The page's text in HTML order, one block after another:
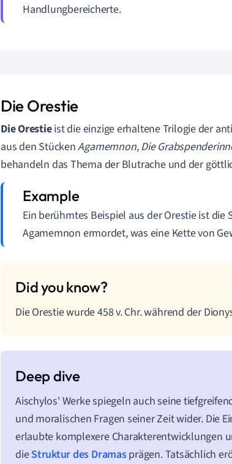
Handlungbereicherte.
Die Orestie
Die Orestieist die einzige erhaltene Trilogie der
aus den StückenAgamemnon,Die
behandeln das Thema der Blutrache und der
Ein berühmtes Beispiel aus der Orestie ist die
Agamemnon ermordet, was eine Kette von
Die Orestie wurde 458 v. Chr. während der
Aischylos' Werke spiegeln auch seine
und moralischen Fragen seiner Zeit wider. Die
erlaubte komplexere Charakterentwicklungen
dieStruktur des Dramasprägen. Tatsächlich